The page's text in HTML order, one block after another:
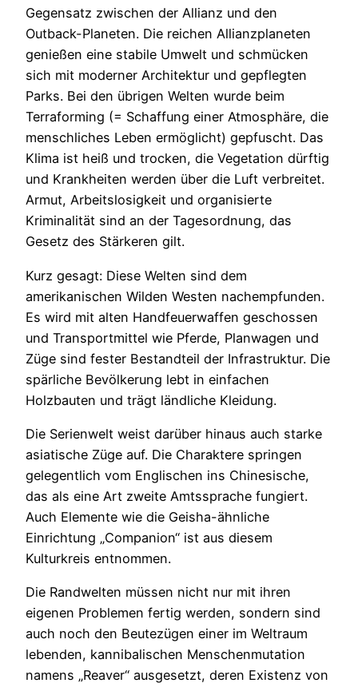
Gegensatz zwischen der Allianz und den
Outback-Planeten. Die reichen Allianzplaneten
genießen eine stabile Umwelt und schmücken
sich mit moderner Architektur und gepflegten
Parks. Bei den übrigen Welten wurde beim
Terraforming (= Schaffung einer Atmosphäre, die
menschliches Leben ermöglicht) gepfuscht. Das
Klima ist heiß und trocken, die Vegetation dürftig
und Krankheiten werden über die Luft verbreitet.
Armut, Arbeitslosigkeit und organisierte
Kriminalität sind an der Tagesordnung, das
Gesetz des Stärkeren gilt.
Kurz gesagt: Diese Welten sind dem
amerikanischen Wilden Westen nachempfunden.
Es wird mit alten Handfeuerwaffen geschossen
und Transportmittel wie Pferde, Planwagen und
Züge sind fester Bestandteil der Infrastruktur. Die
spärliche Bevölkerung lebt in einfachen
Holzbauten und trägt ländliche Kleidung.
Die Serienwelt weist darüber hinaus auch starke
asiatische Züge auf. Die Charaktere springen
gelegentlich vom Englischen ins Chinesische,
das als eine Art zweite Amtssprache fungiert.
Auch Elemente wie die Geisha-ähnliche
Einrichtung „Companion“ ist aus diesem
Kulturkreis entnommen.
Die Randwelten müssen nicht nur mit ihren
eigenen Problemen fertig werden, sondern sind
auch noch den Beutezügen einer im Weltraum
lebenden, kannibalischen Menschenmutation
namens „Reaver“ ausgesetzt, deren Existenz von